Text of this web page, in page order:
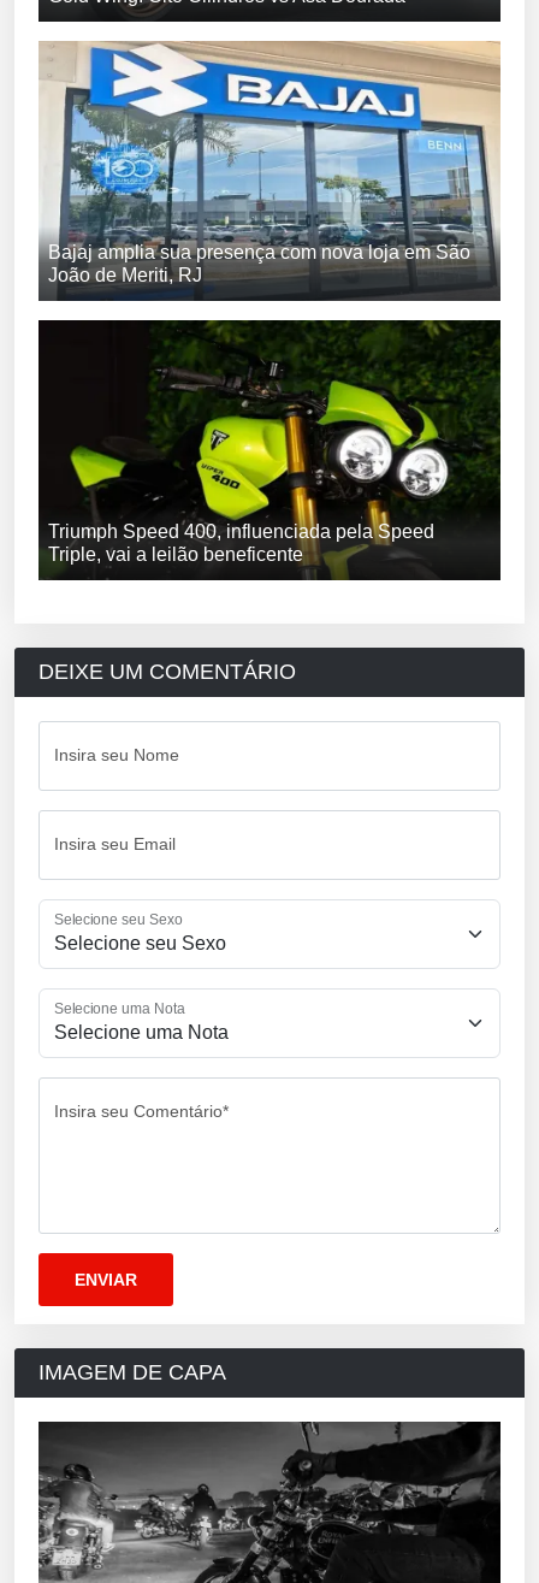
Bajaj amplia sua presença com nova loja em São
João de Meriti, RJ
Triumph Speed 400, influenciada pela Speed
Triple, vai a leilão beneficente
DEIXE UM COMENTÁRIO
Insira seu Nome
Insira seu Email
Selecione seu Sexo
Selecione uma Nota
Insira seu Comentário*
IMAGEM DE CAPA